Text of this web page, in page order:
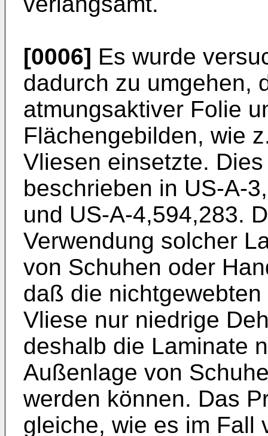
[0006] Es wurde
dadurch zu umgehen,
atmungsaktiver Folie
Flächengebilden, wie
Vliesen einsetzte.
beschrieben in US-A-
und US-A-4,594,283.
Verwendung solcher
von Schuhen oder
daß die
Vliese nur niedrige
deshalb die Laminate
Außenlage von
werden können. Das
gleiche, wie es im Fall